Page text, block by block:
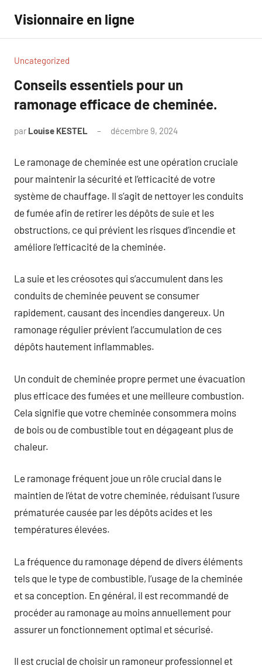
contenu
Visionnaire en ligne
Uncategorized
Conseils essentiels pour un
ramonage efficace de cheminée.
par Louise KESTEL décembre 9, 2024
Le ramonage de cheminée est une opération cruciale
pour maintenir la sécurité et l’efficacité de votre
système de chauffage. Il s’agit de nettoyer les conduits
de fumée afin de retirer les dépôts de suie et les
obstructions, ce qui prévient les risques d’incendie et
améliore l’efficacité de la cheminée.
La suie et les créosotes qui s’accumulent dans les
conduits de cheminée peuvent se consumer
rapidement, causant des incendies dangereux. Un
ramonage régulier prévient l’accumulation de ces
dépôts hautement inflammables.
Un conduit de cheminée propre permet une évacuation
plus efficace des fumées et une meilleure combustion.
Cela signifie que votre cheminée consommera moins
de bois ou de combustible tout en dégageant plus de
chaleur.
Le ramonage fréquent joue un rôle crucial dans le
maintien de l’état de votre cheminée, réduisant l’usure
prématurée causée par les dépôts acides et les
températures élevées.
La fréquence du ramonage dépend de divers éléments
tels que le type de combustible, l’usage de la cheminée
et sa conception. En général, il est recommandé de
procéder au ramonage au moins annuellement pour
assurer un fonctionnement optimal et sécurisé.
Il est crucial de choisir un ramoneur professionnel et